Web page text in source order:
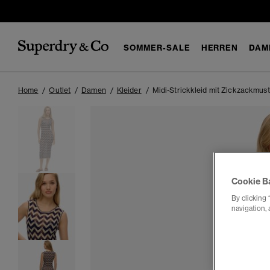
SOMMER-SALE HERREN
Home Outlet Damen Kleider Midi-Strickkleid mit
Cookie
By clicking
navigation,